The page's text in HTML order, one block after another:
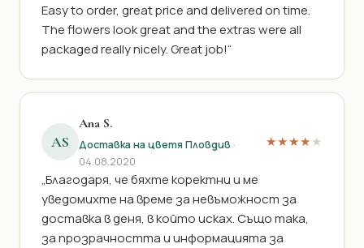
Easy to order, great price and delivered on time.
The flowers look great and the extras were all
packaged really nicely. Great job!“
AS
Ana S.
Доставка на цветя Пловдив ·
04.08.2020
★★★★★
„Благодаря, че бяхте коректни и ме
уведомихте на време за невъможност за
доставка в деня, в който исках. Също така,
за прозрачността и информацията за